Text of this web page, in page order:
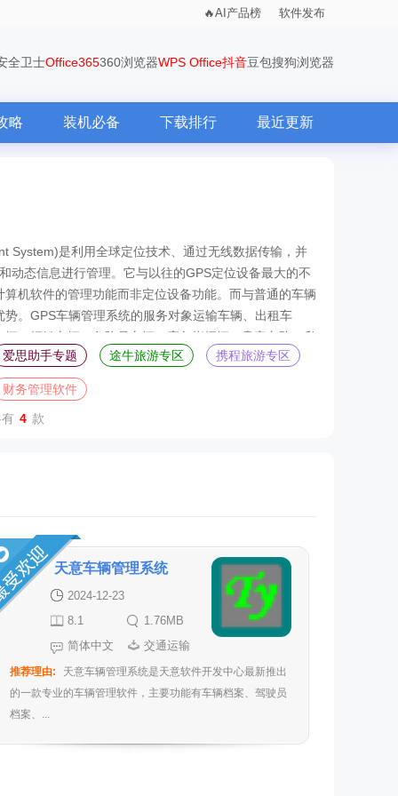
AI产品榜 软件发布
全卫士Office365360浏览器WPS Office抖音豆包搜狗浏览器
略 装机必备 下载排行 最近更新
System)是利用全球定位技术、通过无线数据传输，并
动态信息进行管理。它与以往的GPS定位设备最大的不
机软件的管理功能而非定位设备功能。而与普通的车辆
。GPS车辆管理系统的服务对象运输车辆、出租车
、押钞车辆、危险品车辆、应急指挥辆、贵宾车队、私
爱思助手专题
途牛旅游专区 携程旅游专区
财务管理软件
4 款
天意车辆管理系统
2024-12-23
8.1
1.76MB
简体中文
交通运输
推荐理由:
天意车辆管理系统是天意软件开发中心最新推出
的一款专业的车辆管理软件，主要功能有车辆档案、驾驶员
档案、...